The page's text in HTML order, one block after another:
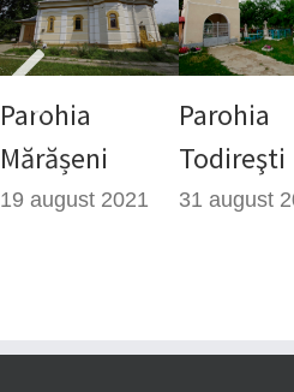
2021
Parohia
Todireşti
31 august 2020